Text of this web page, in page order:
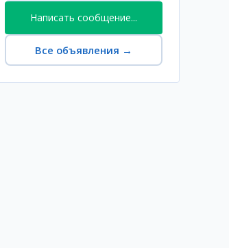
Написать сообщение...
Все объявления →